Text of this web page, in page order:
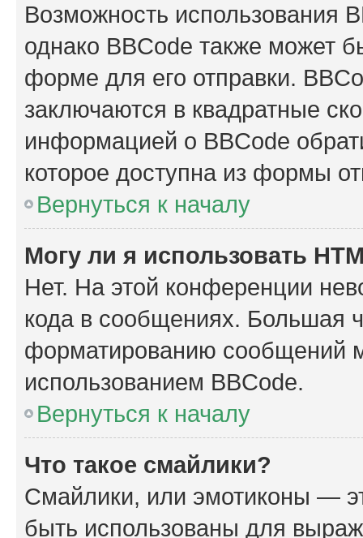
Возможность использования
однако BBCode также может
форме для его отправки.
заключаются в квадратные
информацией о BBCode
которое доступна из формы
Вернуться к началу
Могу ли я использовать
Нет. На этой конференции
кода в сообщениях. Большая
форматированию сообщений
использованием BBCode.
Вернуться к началу
Что такое смайлики?
Смайлики, или эмотиконы —
быть использованы для